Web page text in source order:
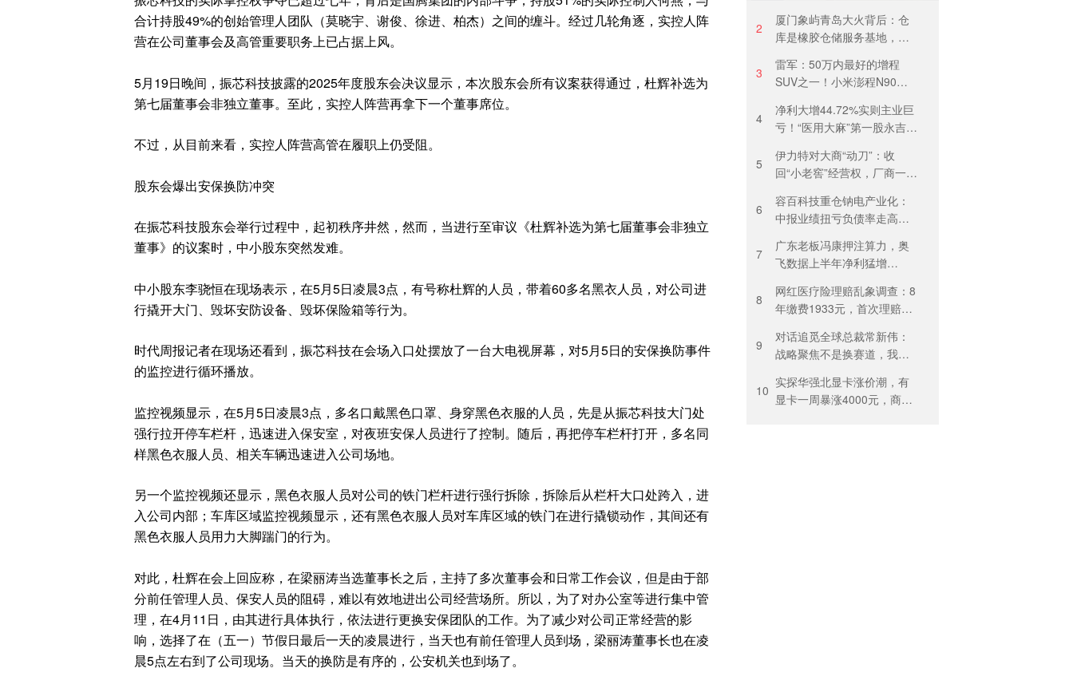
合计持股49%的创始管理人团队（莫晓宇、谢俊、徐进、柏杰）之间的缠斗。经过几轮角逐，实控人阵
营在公司董事会及高管重要职务上已占据上风。
5月19日晚间，振芯科技披露的2025年度股东会决议显示，本次股东会所有议案获得通过，杜辉补选为
第七届董事会非独立董事。至此，实控人阵营再拿下一个董事席位。
不过，从目前来看，实控人阵营高管在履职上仍受阻。
股东会爆出安保换防冲突
在振芯科技股东会举行过程中，起初秩序井然，然而，当进行至审议《杜辉补选为第七届董事会非独立
董事》的议案时，中小股东突然发难。
中小股东李骁恒在现场表示，在5月5日凌晨3点，有号称杜辉的人员，带着60多名黑衣人员，对公司进
行撬开大门、毁坏安防设备、毁坏保险箱等行为。
时代周报记者在现场还看到，振芯科技在会场入口处摆放了一台大电视屏幕，对5月5日的安保换防事件
的监控进行循环播放。
监控视频显示，在5月5日凌晨3点，多名口戴黑色口罩、身穿黑色衣服的人员，先是从振芯科技大门处
强行拉开停车栏杆，迅速进入保安室，对夜班安保人员进行了控制。随后，再把停车栏杆打开，多名同
样黑色衣服人员、相关车辆迅速进入公司场地。
另一个监控视频还显示，黑色衣服人员对公司的铁门栏杆进行强行拆除，拆除后从栏杆大口处跨入，进
入公司内部；车库区域监控视频显示，还有黑色衣服人员对车库区域的铁门在进行撬锁动作，其间还有
黑色衣服人员用力大脚踹门的行为。
对此，杜辉在会上回应称，在梁丽涛当选董事长之后，主持了多次董事会和日常工作会议，但是由于部
分前任管理人员、保安人员的阻碍，难以有效地进出公司经营场所。所以，为了对办公室等进行集中管
理，在4月11日，由其进行具体执行，依法进行更换安保团队的工作。为了减少对公司正常经营的影
响，选择了在（五一）节假日最后一天的凌晨进行，当天也有前任管理人员到场，梁丽涛董事长也在凌
晨5点左右到了公司现场。当天的换防是有序的，公安机关也到场了。
泥潭
2
厦门象屿青岛大火背后：仓
库是橡胶仓储服务基地，当
进行安全管理培训
3
雷军：50万内最好的增程
SUV之一！小米澎程N90
制YU7热度？
4
净利大增44.72%实则主业巨
亏！“医用大麻”第一股永吉股
收益“保盈”
5
伊力特对大商“动刀”：收
回“小老窖”经营权，厂商一体
6
容百科技重仓钠电产业化：
中报业绩扭亏负债率走高，
7
广东老板冯康押注算力，奥
飞数据上半年净利猛增
元
8
网红医疗险理赔乱象调查：8
年缴费1933元，首次理赔被
出”困住投保人
9
对话追觅全球总裁常新伟：
战略聚焦不是换赛道，我们
10
实探华强北显卡涨价潮，有
显卡一周暴涨4000元，商